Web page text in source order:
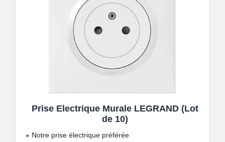
Prise Electrique Murale LEGRAND (Lot
de 10)
Notre prise électrique préférée